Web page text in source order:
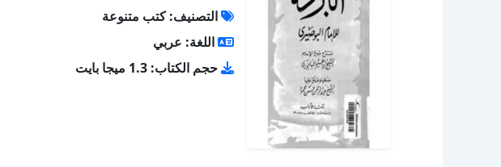
التصنيف: كتب متنوعة
اللغة: عربي
حجم الكتاب: 1.3 ميجا بايت